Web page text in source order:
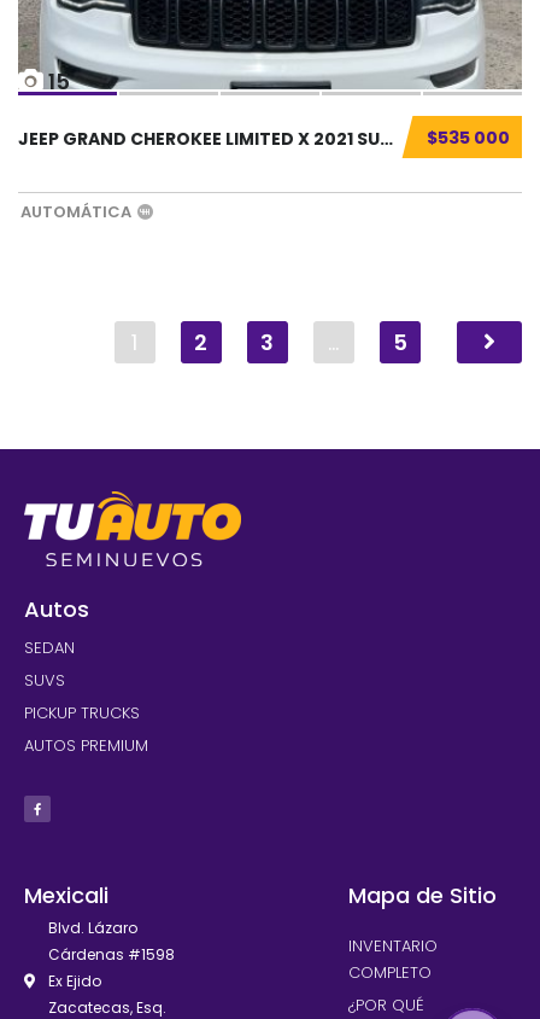
15
$535 000
JEEP GRAND CHEROKEE LIMITED X 2021 SUV SEMIN...
AUTOMÁTICA
1 2 3 … 5
Autos
SEDAN
SUVS
PICKUP TRUCKS
AUTOS PREMIUM
Mexicali
Blvd. Lázaro
Cárdenas #1598
Ex Ejido
Zacatecas, Esq.
Mapa de Sitio
INVENTARIO
COMPLETO
¿POR QUÉ